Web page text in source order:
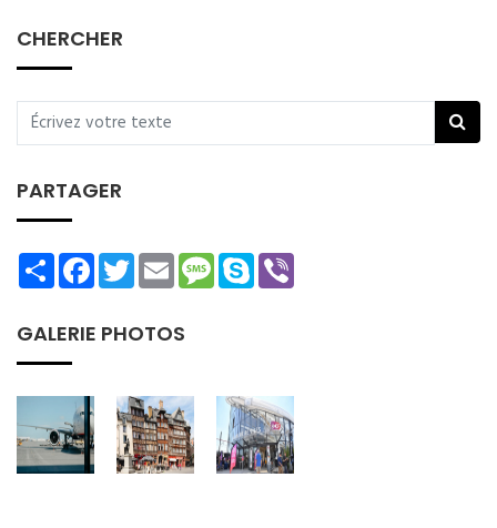
CHERCHER
PARTAGER
ShareFacebookTwitterEmailMessage
Skype
GALERIE PHOTOS